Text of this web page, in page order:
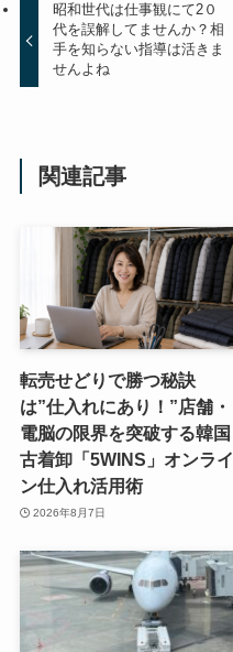
昭和世代は仕事観にて2０
代を誤解してませんか？相
手を知らない指導は活きま
せんよね
関連記事
転売せどりで勝つ秘訣
は”仕入れにあり！”店舗・
電脳の限界を突破する韓国
古着卸「5WINS」オンライ
ン仕入れ活用術
2026年8月7日